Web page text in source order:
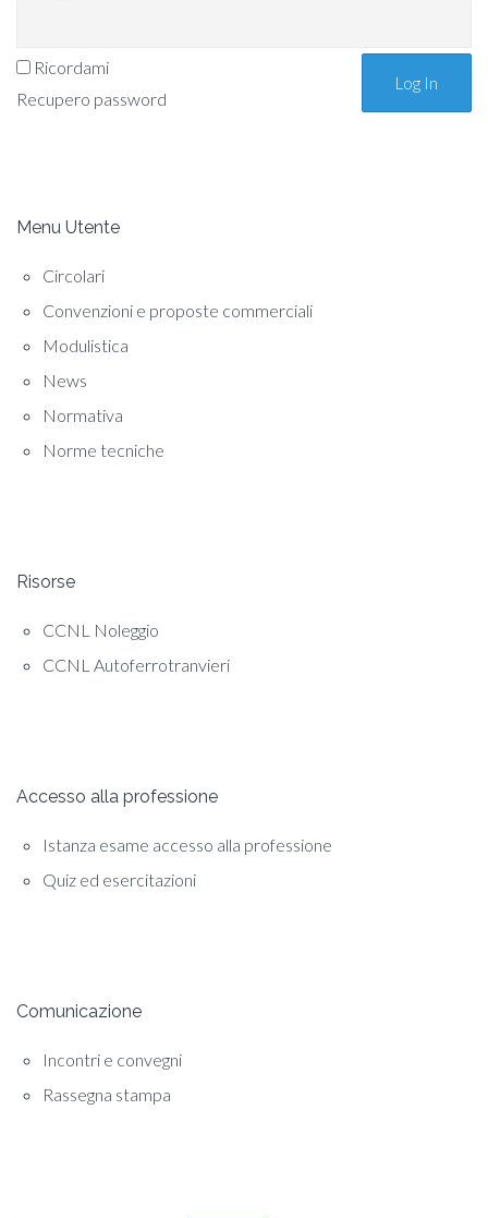
Ricordami
Recupero password
Menu Utente
Circolari
Convenzioni e proposte commerciali
Modulistica
News
Normativa
Norme tecniche
Risorse
CCNL Noleggio
CCNL Autoferrotranvieri
Accesso alla professione
Istanza esame accesso alla professione
Quiz ed esercitazioni
Comunicazione
Incontri e convegni
Rassegna stampa